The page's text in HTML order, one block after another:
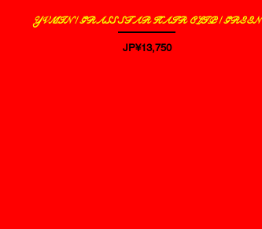
제품보기
YVMIN / GRASS STAR HAIR CLIP / GREEN
가격
JP¥13,750